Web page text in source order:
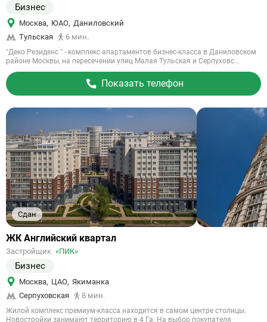
Бизнес
Москва, ЮАО, Даниловский
Тульская
6 мин.
“Деко Резиденс ” - комплекс апартаментов бизнес-класса в Даниловском
районе Москвы, на пересечении улиц Малая Тульская и Серпуховс...
Показать телефон
Сдан
Ссылка
объект
ЖК Английский квартал
Застройщик «ПИК»
Бизнес
Москва, ЦАО, Якиманка
Серпуховская
8 мин.
Жилой комплекс премиум-класса находится в самом центре столицы.
Новостройки занимают территорию в 4 Га. На выбор покупателя